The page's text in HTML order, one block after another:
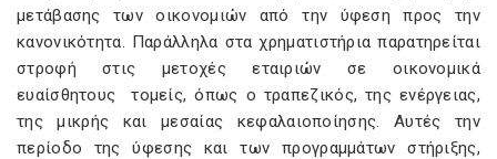
μετάβασης των οικονομιών από την ύφεση προς την
κανονικότητα. Παράλληλα στα χρηματιστήρια παρατηρείται
στροφή στις μετοχές εταιριών σε οικονομικά
ευαίσθητους τομείς, όπως ο τραπεζικός, της ενέργειας,
της μικρής και μεσαίας κεφαλαιοποίησης. Αυτές την
περίοδο της ύφεσης και των προγραμμάτων στήριξης,